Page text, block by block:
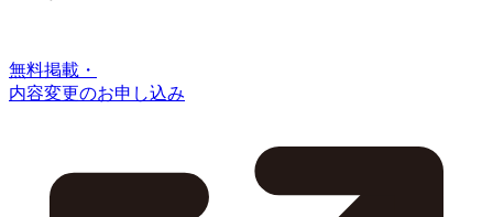
無料掲載・
内容変更のお申し込み